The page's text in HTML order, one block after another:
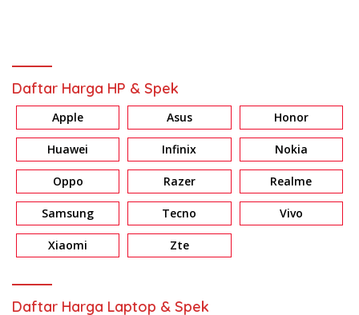
Daftar Harga HP & Spek
Apple Asus Honor
Huawei Infinix Nokia
Oppo Razer Realme
Samsung Tecno Vivo
Xiaomi Zte
Daftar Harga Laptop & Spek